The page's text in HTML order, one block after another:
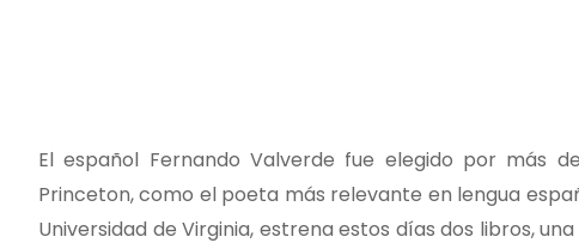
El español Fernando Valverde fue elegido por más
Princeton, como el poeta más relevante en lengua
Universidad de Virginia, estrena estos días dos libros,